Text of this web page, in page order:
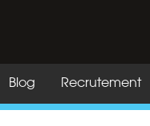
Blog Recrutement